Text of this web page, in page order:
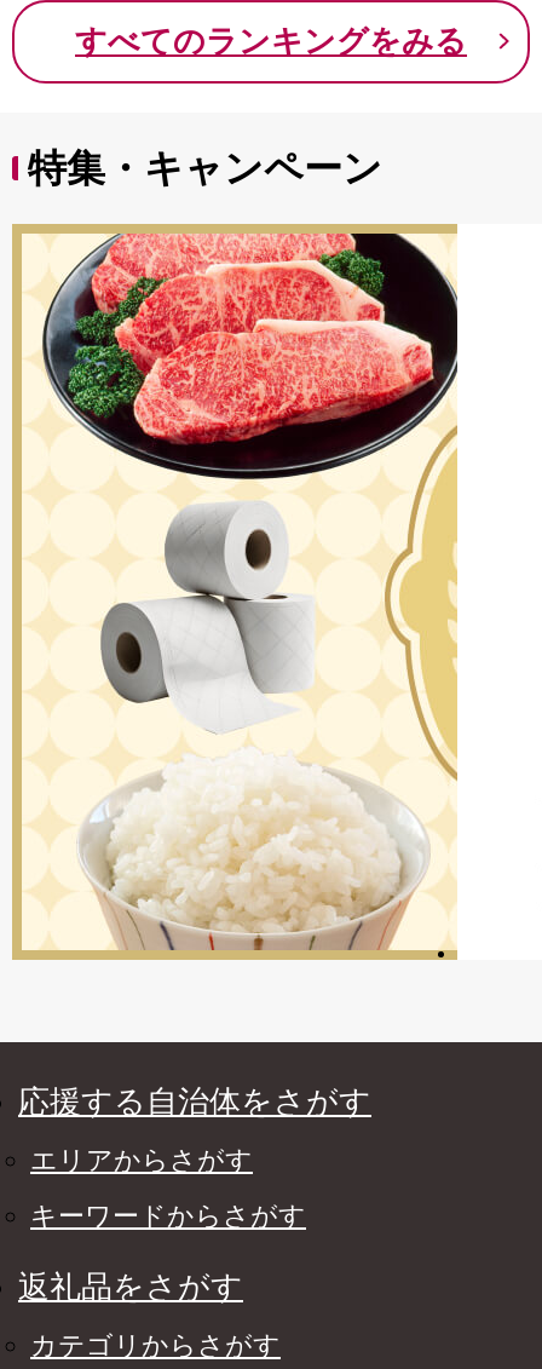
9000円 九千円
すべてのランキングをみる
特集・キャンペーン
応援する自治体をさがす
エリアからさがす
キーワードからさがす
返礼品をさがす
カテゴリからさがす